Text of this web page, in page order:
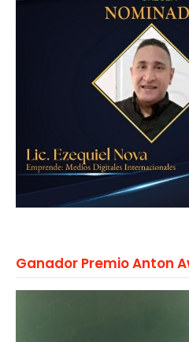
Ganador Premio Anton